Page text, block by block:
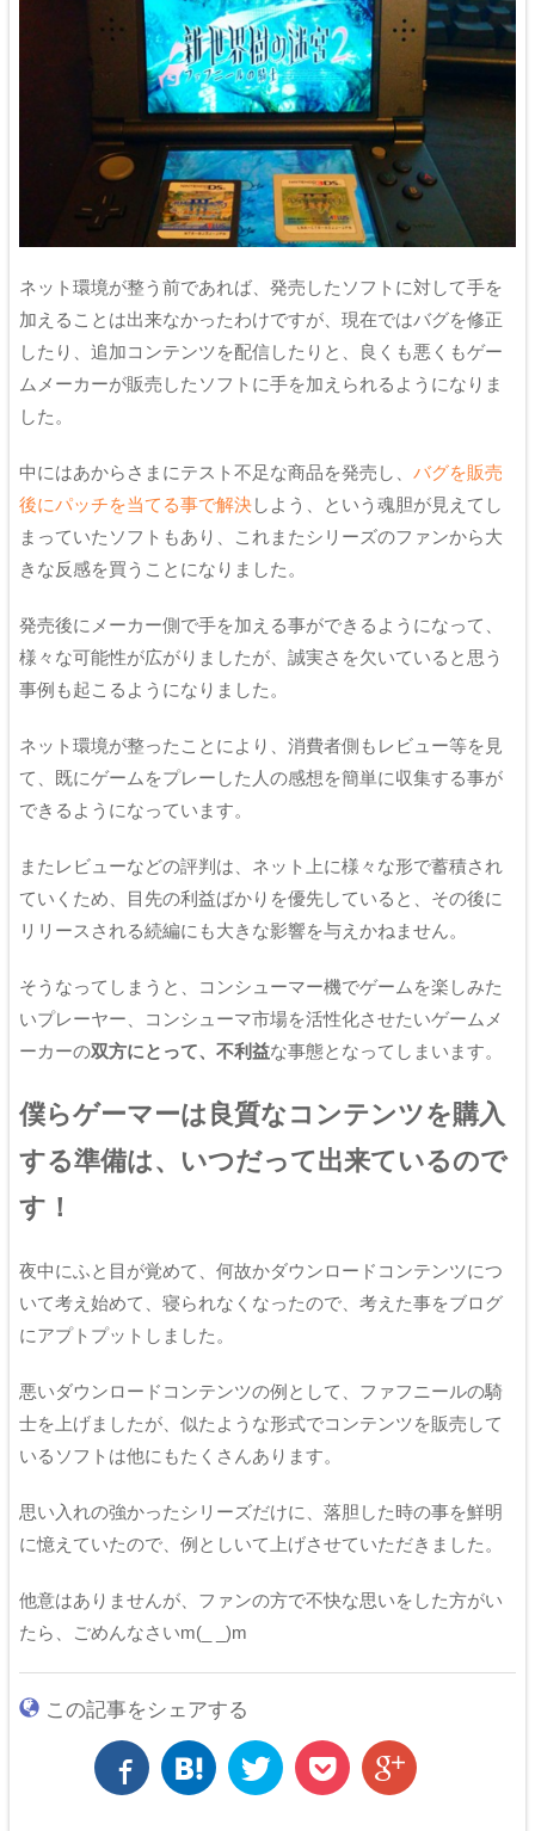
ネット環境が整う前であれば、発売したソフトに対して手を
加えることは出来なかったわけですが、現在ではバグを修正
したり、追加コンテンツを配信したりと、良くも悪くもゲー
ムメーカーが販売したソフトに手を加えられるようになりま
した。
中にはあからさまにテスト不足な商品を発売し、 バグを販売
後にパッチを当てる事で解決しよう、という魂胆が見えてし
まっていたソフトもあり、これまたシリーズのファンから大
きな反感を買うことになりました。
発売後にメーカー側で手を加える事ができるようになって、
様々な可能性が広がりましたが、誠実さを欠いていると思う
事例も起こるようになりました。
ネット環境が整ったことにより、消費者側もレビュー等を見
て、既にゲームをプレーした人の感想を簡単に収集する事が
できるようになっています。
またレビューなどの評判は、ネット上に様々な形で蓄積され
ていくため、目先の利益ばかりを優先していると、その後に
リリースされる続編にも大きな影響を与えかねません。
そうなってしまうと、コンシューマー機でゲームを楽しみた
いプレーヤー、コンシューマ市場を活性化させたいゲームメ
ーカーの双方にとって、不利益な事態となってしまいます。
僕らゲーマーは良質なコンテンツを購入
する準備は、いつだって出来ているので
す！
夜中にふと目が覚めて、何故かダウンロードコンテンツにつ
いて考え始めて、寝られなくなったので、考えた事をブログ
にアプトプットしました。
悪いダウンロードコンテンツの例として、ファフニールの騎
士を上げましたが、似たような形式でコンテンツを販売して
いるソフトは他にもたくさんあります。
思い入れの強かったシリーズだけに、落胆した時の事を鮮明
に憶えていたので、例としいて上げさせていただきました。
他意はありませんが、ファンの方で不快な思いをした方がい
たら、ごめんなさいm(_ _)m
この記事をシェアする